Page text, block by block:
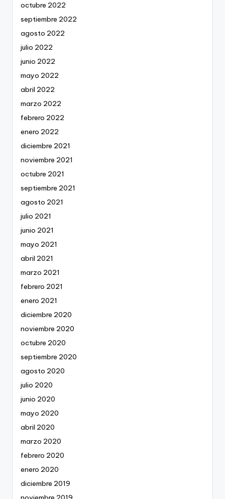
octubre 2022
septiembre 2022
agosto 2022
julio 2022
junio 2022
mayo 2022
abril 2022
marzo 2022
febrero 2022
enero 2022
diciembre 2021
noviembre 2021
octubre 2021
septiembre 2021
agosto 2021
julio 2021
junio 2021
mayo 2021
abril 2021
marzo 2021
febrero 2021
enero 2021
diciembre 2020
noviembre 2020
octubre 2020
septiembre 2020
agosto 2020
julio 2020
junio 2020
mayo 2020
abril 2020
marzo 2020
febrero 2020
enero 2020
diciembre 2019